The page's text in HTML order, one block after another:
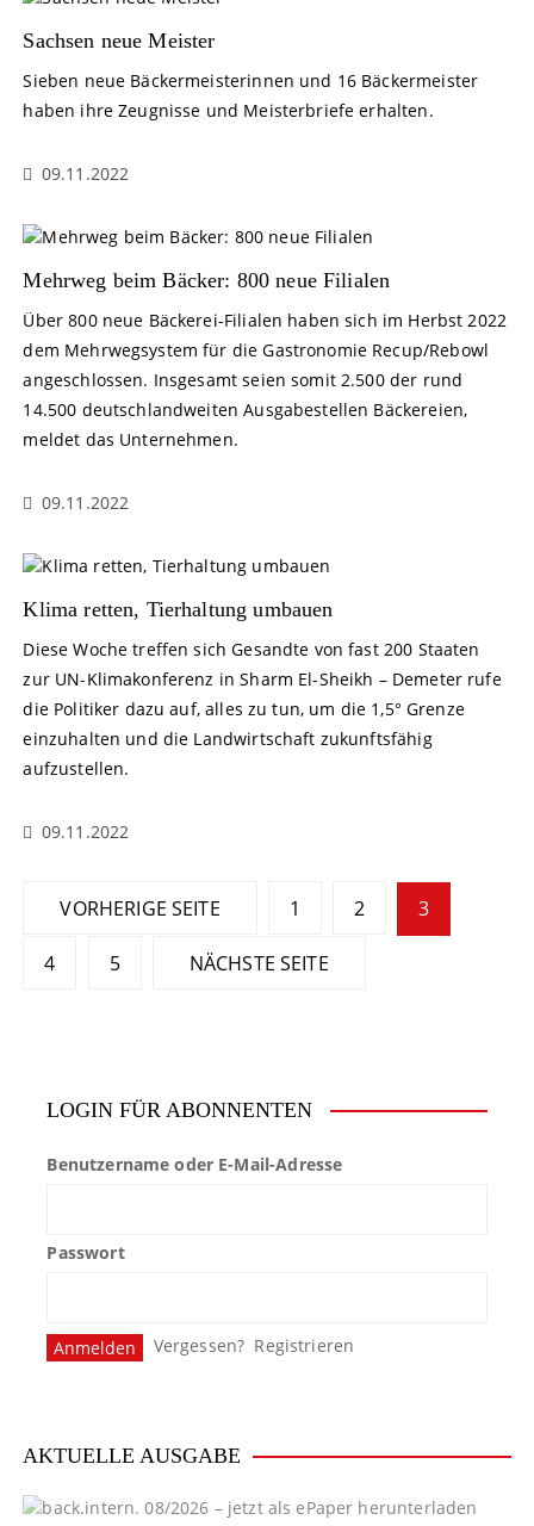
Sachsen neue Meister
Sieben neue Bäckermeisterinnen und 16 Bäckermeister
haben ihre Zeugnisse und Meisterbriefe erhalten.
09.11.2022
Mehrweg beim Bäcker: 800 neue Filialen
Über 800 neue Bäckerei-Filialen haben sich im Herbst 2022
dem Mehrwegsystem für die Gastronomie Recup/Rebowl
angeschlossen. Insgesamt seien somit 2.500 der rund
14.500 deutschlandweiten Ausgabestellen Bäckereien,
meldet das Unternehmen.
09.11.2022
Klima retten, Tierhaltung umbauen
Diese Woche treffen sich Gesandte von fast 200 Staaten
zur UN-Klimakonferenz in Sharm El-Sheikh – Demeter rufe
die Politiker dazu auf, alles zu tun, um die 1,5° Grenze
einzuhalten und die Landwirtschaft zukunftsfähig
aufzustellen.
09.11.2022
m
i
e
VORHERIGE SEITE 1 2 3
4 5 NÄCHSTE SEITE
LOGIN FÜR ABONNENTEN
Benutzername oder E-Mail-Adresse
Passwort
Vergessen? Registrieren
AKTUELLE AUSGABE